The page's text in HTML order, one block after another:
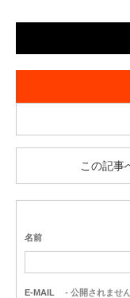
この記事
名前
E-MAIL - 公開されませ